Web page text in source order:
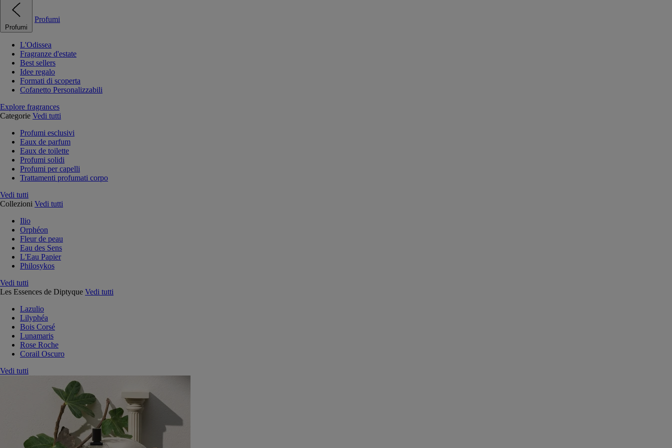
Profumi
Profumi
L'Odissea
Fragranze d'estate
Best sellers
Idee regalo
Formati di scoperta
Cofanetto Personalizzabili
Explore fragrances
Categorie Vedi tutti
Profumi esclusivi
Eaux de parfum
Eaux de toilette
Profumi solidi
Profumi per capelli
Trattamenti profumati corpo
Vedi tutti
Collezioni Vedi tutti
Ilio
Orphéon
Fleur de peau
Eau des Sens
L'Eau Papier
Philosykos
Vedi tutti
Les Essences de Diptyque Vedi tutti
Lazulio
Lilyphéa
Bois Corsé
Lunamaris
Rose Roche
Corail Oscuro
Vedi tutti